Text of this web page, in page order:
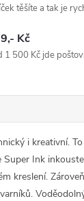
těšíte a tak je
Kč
1 500 Kč jde
i kreativní.
Ink
kreslení.